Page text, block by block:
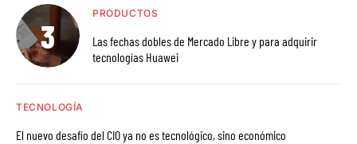
PRODUCTOS
Las fechas dobles de Mercado Libre y para adquirir
tecnologías Huawei
TECNOLOGÍA
El nuevo desafío del CIO ya no es tecnológico, sino económico